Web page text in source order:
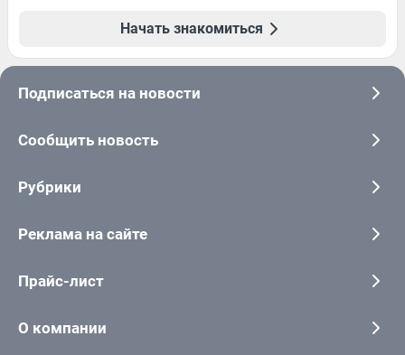
Начать знакомиться
Подписаться на новости
Сообщить новость
Рубрики
Реклама на сайте
Прайс-лист
О компании